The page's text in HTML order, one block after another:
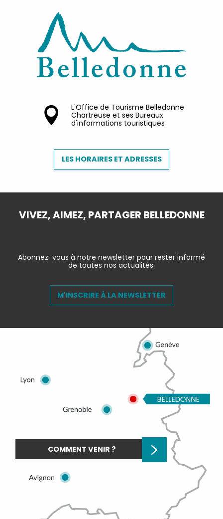
L'Office de Tourisme Belledonne
Chartreuse et ses Bureaux
d'informations touristiques
LES HORAIRES ET ADRESSES
VIVEZ, AIMEZ, PARTAGER BELLEDONNE
Abonnez-vous à notre newsletter pour rester informé
de toutes nos actualités.
M'INSCRIRE À LA NEWSLETTER
COMMENT VENIR ?